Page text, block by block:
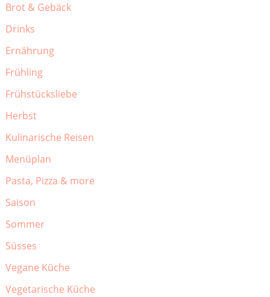
Brot & Gebäck
Drinks
Ernährung
Frühling
Frühstücksliebe
Herbst
Kulinarische Reisen
Menüplan
Pasta, Pizza & more
Saison
Sommer
Süsses
Vegane Küche
Vegetarische Küche